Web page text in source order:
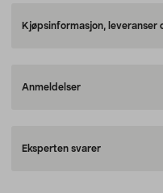
Kjøpsinformasjon, leveranser
Anmeldelser
Eksperten svarer